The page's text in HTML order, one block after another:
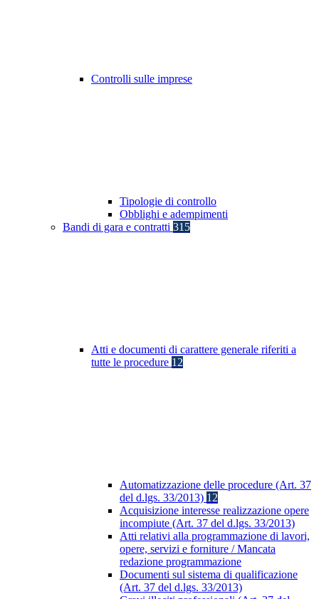
Controlli sulle imprese
Tipologie di controllo
Obblighi e adempimenti
Bandi di gara e contratti 315
Atti e documenti di carattere generale riferiti a
tutte le procedure 12
Automatizzazione delle procedure (Art. 37
del d.lgs. 33/2013) 12
Acquisizione interesse realizzazione opere
incompiute (Art. 37 del d.lgs. 33/2013)
Atti relativi alla programmazione di lavori,
opere, servizi e forniture / Mancata
redazione programmazione
Documenti sul sistema di qualificazione
(Art. 37 del d.lgs. 33/2013)